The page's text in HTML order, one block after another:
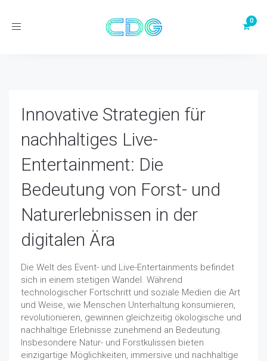
Toggle
Innovative Strategien für
nachhaltiges Live-
Entertainment: Die
Bedeutung von Forst- und
Naturerlebnissen in der
digitalen Ära
Die Welt des Event- und Live-Entertainments befindet
sich in einem stetigen Wandel. Während
technologischer Fortschritt und soziale Medien die Art
und Weise, wie Menschen Unterhaltung konsumieren,
revolutionieren, gewinnen gleichzeitig ökologische und
nachhaltige Erlebnisse zunehmend an Bedeutung.
Insbesondere Natur- und Forstkulissen bieten
einzigartige Möglichkeiten, immersive und nachhaltige